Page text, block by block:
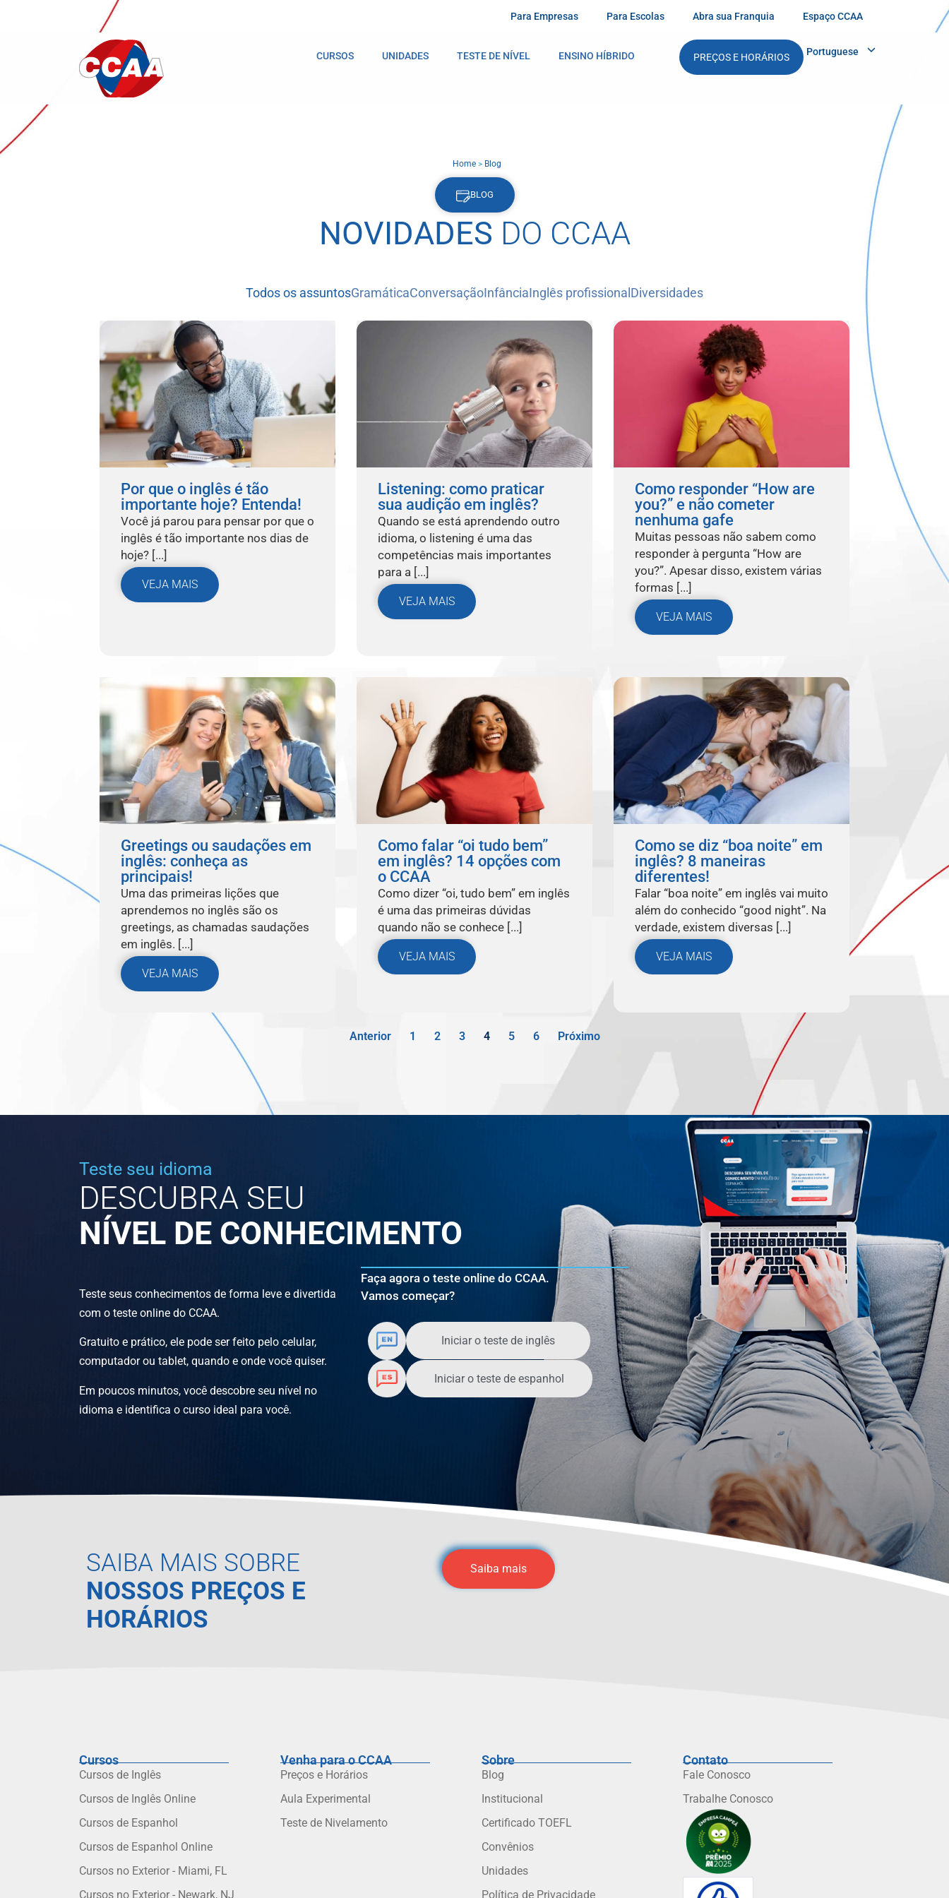
Para Empresas Para Escolas Abra sua Franquia Espaço CCAA
CURSOS UNIDADES TESTE DE NÍVEL ENSINO HÍBRIDO PREÇOS E HORÁRIOS Portuguese
Home > Blog
BLOG
NOVIDADES DO CCAA
Todos os assuntosGramáticaConversaçãoInfânciaInglês profissionalDiversidades
Por que o inglês é tão
importante hoje? Entenda!
Você já parou para pensar por que o
inglês é tão importante nos dias de
hoje? [...]
VEJA MAIS
Listening: como praticar
sua audição em inglês?
Quando se está aprendendo outro
idioma, o listening é uma das
competências mais importantes
para a [...]
VEJA MAIS
Como responder “How are
you?” e não cometer
nenhuma gafe
Muitas pessoas não sabem como
responder à pergunta “How are
you?”. Apesar disso, existem várias
formas [...]
VEJA MAIS
Greetings ou saudações em
inglês: conheça as
principais!
Uma das primeiras lições que
aprendemos no inglês são os
greetings, as chamadas saudações
em inglês. [...]
VEJA MAIS
Como falar “oi tudo bem”
em inglês? 14 opções com
o CCAA
Como dizer “oi, tudo bem” em inglês
é uma das primeiras dúvidas
quando não se conhece [...]
VEJA MAIS
Como se diz “boa noite” em
inglês? 8 maneiras
diferentes!
Falar “boa noite” em inglês vai muito
além do conhecido “good night”. Na
verdade, existem diversas [...]
VEJA MAIS
Anterior 1 2 3 4 5 6 Próximo
Teste seu idioma
DESCUBRA SEU
NÍVEL DE CONHECIMENTO
Teste seus conhecimentos de forma leve e divertida
com o teste online do CCAA.
Gratuito e prático, ele pode ser feito pelo celular,
computador ou tablet, quando e onde você quiser.
Em poucos minutos, você descobre seu nível no
idioma e identifica o curso ideal para você.
Faça agora o teste online do CCAA.
Vamos começar?
Iniciar o teste de inglês
Iniciar o teste de espanhol
SAIBA MAIS SOBRE
NOSSOS PREÇOS E
HORÁRIOS
Saiba mais
Cursos
Cursos de Inglês
Cursos de Inglês Online
Cursos de Espanhol
Cursos de Espanhol Online
Cursos no Exterior - Miami, FL
Cursos no Exterior - Newark, NJ
Venha para o CCAA
Preços e Horários
Aula Experimental
Teste de Nivelamento
Sobre
Blog
Institucional
Certificado TOEFL
Convênios
Unidades
Política de Privacidade
Contato
Fale Conosco
Trabalhe Conosco